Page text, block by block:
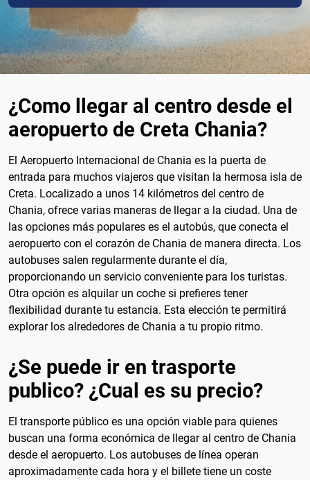
¿Como llegar al centro desde el
aeropuerto de Creta Chania?
El Aeropuerto Internacional de Chania es la puerta de
entrada para muchos viajeros que visitan la hermosa isla de
Creta. Localizado a unos 14 kilómetros del centro de
Chania, ofrece varias maneras de llegar a la ciudad. Una de
las opciones más populares es el autobús, que conecta el
aeropuerto con el corazón de Chania de manera directa. Los
autobuses salen regularmente durante el día,
proporcionando un servicio conveniente para los turistas.
Otra opción es alquilar un coche si prefieres tener
flexibilidad durante tu estancia. Esta elección te permitirá
explorar los alrededores de Chania a tu propio ritmo.
¿Se puede ir en trasporte
publico? ¿Cual es su precio?
El transporte público es una opción viable para quienes
buscan una forma económica de llegar al centro de Chania
desde el aeropuerto. Los autobuses de línea operan
aproximadamente cada hora y el billete tiene un coste